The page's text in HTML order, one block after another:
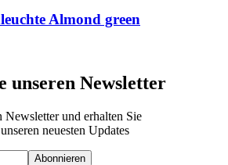
Almond green
unseren Newsletter
Newsletter und erhalten Sie
neuesten Updates
Abonnieren